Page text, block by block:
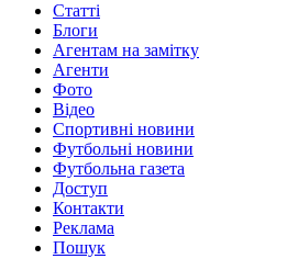
Статті
Блоги
Агентам на замітку
Агенти
Фото
Відео
Спортивні новини
Футбольні новини
Футбольна газета
Доступ
Контакти
Реклама
Пошук